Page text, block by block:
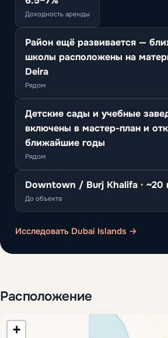
Доходность аренды
Район ещё развивается —
школы расположены на
Deira
Рядом
Детские сады и учебные
включены в мастер-план и
ближайшие годы
Рядом
Downtown / Burj Khalifa · ~20
До объекта
Исследовать Dubai Islands →
Расположение
+